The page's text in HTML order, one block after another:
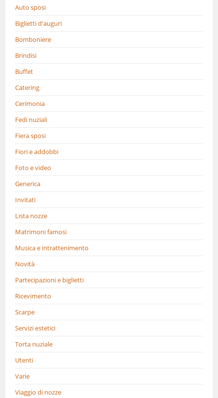
Auto sposi
Biglietti d'auguri
Bomboniere
Brindisi
Buffet
Catering
Cerimonia
Fedi nuziali
Fiera sposi
Fiori e addobbi
Foto e video
Generica
Invitati
Lista nozze
Matrimoni famosi
Musica e intrattenimento
Novità
Partecipazioni e biglietti
Ricevimento
Scarpe
Servizi estetici
Torta nuziale
Utenti
Varie
Viaggio di nozze